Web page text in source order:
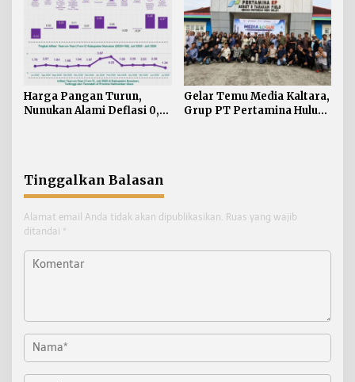
Harga Pangan Turun,
Nunukan Alami Deflasi 0,74
Gelar Temu Media Kaltara,
Grup PT Pertamina Hulu
Tinggalkan Balasan
Alamat email Anda tidak akan dipublikasikan. Ruas yang wajib
ditandai *